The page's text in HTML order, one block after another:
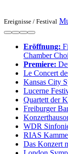
Ereignisse / Festival
Eröffnung:
Chamber
Premiere:
Le Concert
Kansas City
Lucerne
Quartett der
Freiburger
WDR
RIAS
Das Konzert